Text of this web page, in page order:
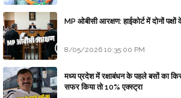
MP ओबीसी आरक्षण: हाईकोर्ट में दोनों
8/05/2026 10:35:00 PM
मध्य प्रदेश में रक्षाबंधन के पहले बसों का
सफर किया तो 10% एक्स्ट्रा